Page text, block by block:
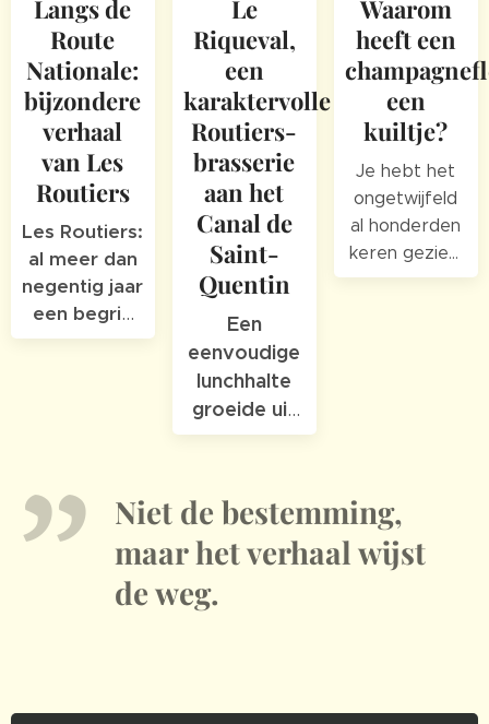
Langs de
Route
Nationale:
bijzondere
verhaal
van Les
Routiers
Les Routiers:
al meer dan
negentig jaar
een begrip
langs de
Le
Riqueval,
een
karaktervolle
Routiers-
brasserie
aan het
Canal de
Saint-
Quentin
Een
eenvoudige
lunchhalte
groeide uit
tot een plek
gastronomie,
de
geschiedenis
Routiers en
Waarom
heeft een
een
kuiltje?
Je hebt het
ongetwijfeld
al honderden
keren gezien.
Onderaan
Niet de bestemming,
maar het verhaal wijst
de weg.